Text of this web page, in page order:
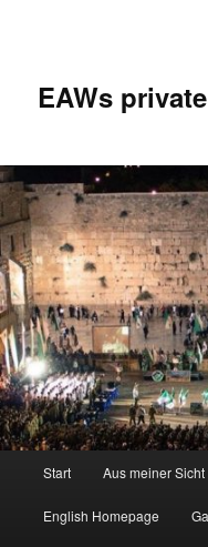
EAWs
Start Aus meiner Sicht
English Homepage